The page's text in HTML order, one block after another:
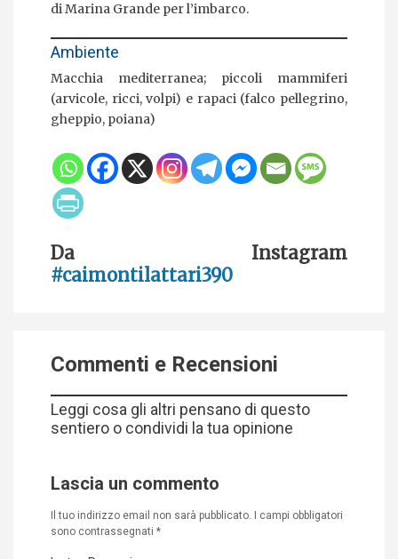
di Marina Grande per l’imbarco.
Ambiente
Macchia mediterranea; piccoli mammiferi
(arvicole, ricci, volpi) e rapaci (falco pellegrino,
gheppio, poiana)
Da Instagram
#caimontilattari390
Commenti e Recensioni
Leggi cosa gli altri pensano di questo
sentiero o condividi la tua opinione
Lascia un commento
Il tuo indirizzo email non sarà pubblicato.
I campi obbligatori
sono contrassegnati *